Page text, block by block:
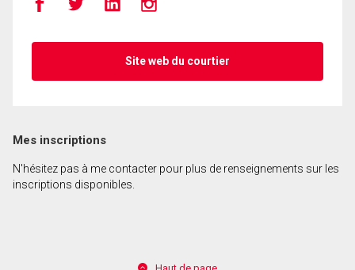
Site web du courtier
Mes inscriptions
N'hésitez pas à me contacter pour plus de renseignements sur les
inscriptions disponibles.